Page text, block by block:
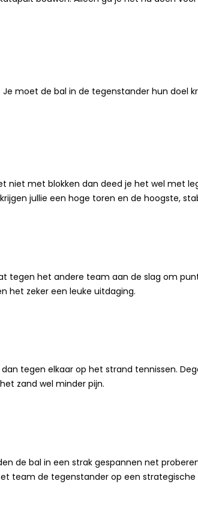
moet de bal in de tegenstander hun doel
niet met blokken dan deed je het wel met
jullie een hoge toren en de hoogste,
tegen het andere team aan de slag om
het zeker een leuke uitdaging.
tegen elkaar op het strand tennissen.
zand wel minder pijn.
de bal in een strak gespannen net
team de tegenstander op een strategische